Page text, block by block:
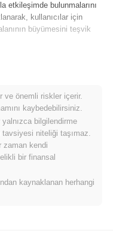
etkileşimde bulunmalarını
kullanıcılar için
büyümesini teşvik
başladı?
geliştiriciler ve
başlatıldı. Proje,
vurgu yaparak NFT
çeşitli merkeziyetsiz
o zamandan beri güçlü bir
dahil olmak üzere
alanındaki varlığını
ve önemli riskler içerir.
kaybedebilirsiniz.
bilgilendirme
tavsiyesi niteliği taşımaz.
zaman kendi
bir finansal
kaynaklanan herhangi